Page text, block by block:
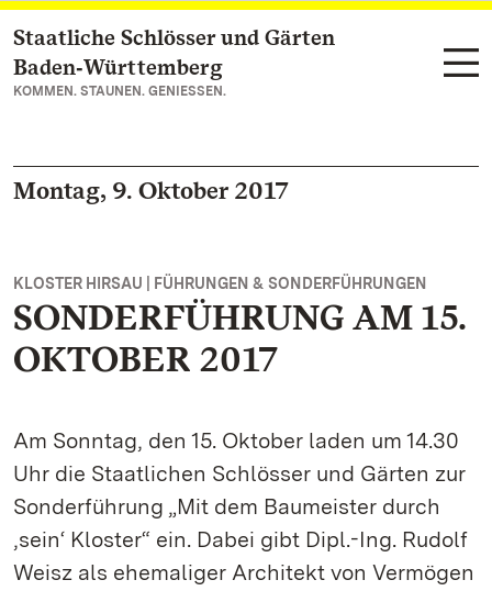
Zum Hauptinhalt springen
Staatliche Schlösser und Gärten
Baden‑Württemberg
KOMMEN. STAUNEN. GENIESSEN.
Montag, 9. Oktober 2017
KLOSTER HIRSAU | FÜHRUNGEN & SONDERFÜHRUNGEN
SONDERFÜHRUNG AM 15.
OKTOBER 2017
Am Sonntag, den 15. Oktober laden um 14.30
Uhr die Staatlichen Schlösser und Gärten zur
Sonderführung „Mit dem Baumeister durch
‚sein‘ Kloster“ ein. Dabei gibt Dipl.-Ing. Rudolf
Weisz als ehemaliger Architekt von Vermögen